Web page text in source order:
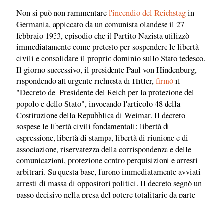
Non si può non rammentarel'incendio del Reichstagin
Germania, appiccato da un comunista olandese il 27
febbraio 1933, episodio che il Partito Nazista utilizzò
immediatamente come pretesto per sospendere le libertà
civili e consolidare il proprio dominio sullo Stato tedesco.
Il giorno successivo, il presidente Paul von Hindenburg,
rispondendo all'urgente richiesta di Hitler,firmòil
"Decreto del Presidente del Reich per la protezione del
popolo e dello Stato", invocando l'articolo 48 della
Costituzione della Repubblica di Weimar. Il decreto
sospese le libertà civili fondamentali: libertà di
espressione, libertà di stampa, libertà di riunione e di
associazione, riservatezza della corrispondenza e delle
comunicazioni, protezione contro perquisizioni e arresti
arbitrari. Su questa base, furono immediatamente avviati
arresti di massa di oppositori politici. Il decreto segnò un
passo decisivo nella presa del potere totalitario da parte